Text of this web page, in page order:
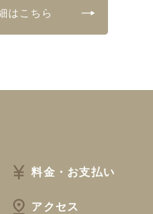
はこちら
料金・お支払い
アクセス